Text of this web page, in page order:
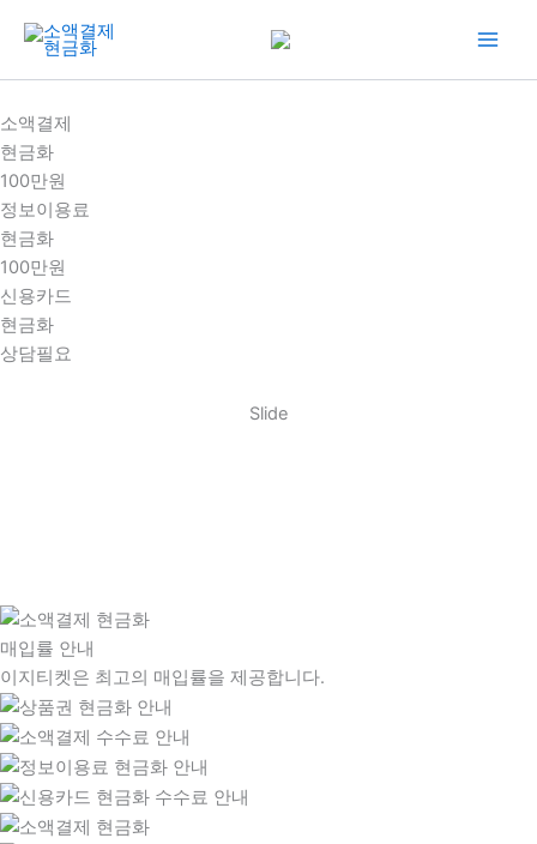
건
너
뛰
기
소액결제
현금화
100만원
정보이용료
현금화
100만원
신용카드
현금화
상담필요
Slide
매입률 안내
이지티켓은 최고의 매입률을 제공합니다.